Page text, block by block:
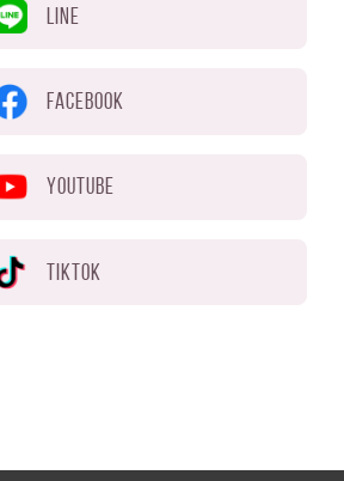
LINE
FACEBOOK
YOUTUBE
TIKTOK